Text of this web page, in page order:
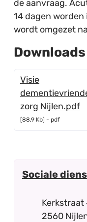
de aanvraag.
14 dagen
wordt omgezet
Downloads
Visie
zorg Nijlen.pdf
88,9 Kb pdf
Contact
Sociale
AdresKerkstraat
,2560